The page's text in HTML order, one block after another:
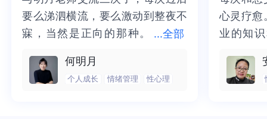
无论你是否可以管理你的情和欲，我都可以
理解你
我和你，是两个独立的、不同的 个体
2. 我认为包含了四个关键词： 承认、管理、尊重、边界。
...全部
要么涕泗横流，要么激动到整夜不
寐，当然是正向的那种。
来，觉得不必再踽踽独行，也不必
再困于桎梏，更不必觉得这半生所
要么涕泗横流，要么激动到整夜不
寐，当然是正向的那种。二十多年
不必再踽踽独行，也不必再困于桎
梏，更不必觉得这半生所积，靡有
何明月
个人成长 情绪管理 性心理
心灵疗愈
业的知
我喘不
逐渐释
心灵疗愈
业的知识
气的情
然。感